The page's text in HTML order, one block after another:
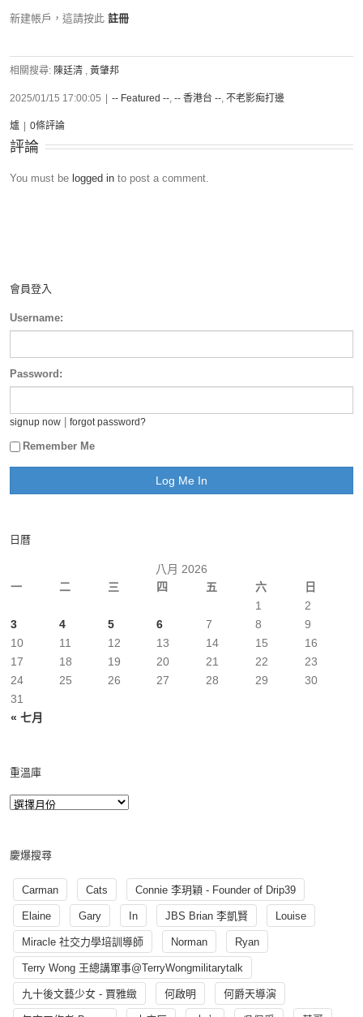
新建帳戶，這請按此 註冊
相關搜尋: 陳廷清 , 黃肇邦
2025/01/15 17:00:05 -- Featured --, -- 香港台 --, 不老影痴打邊
爐 0條評論
評論
You must be logged in to post a comment.
會員登入
Username:
Password:
signup now forgot password?
Remember Me
日曆
八月 2026
一
二 三 四 五 六 日
« 七月
1
2
3
4 5 6 7 8
9
10
11 12 13 14 15
16
17
18 19 20 21 22
23
24
25 26 27 28 29
30
31
重溫庫
慶爆搜尋
Carman Cats Connie 李玥穎 - Founder of Drip39
Elaine Gary In JBS Brian 李凱賢 Louise
Miracle 社交力學培訓導師 Norman Ryan
Terry Wong 王總講軍事@TerryWongmilitarytalk
九十後文藝少女 - 賈雅緻 何啟明 何爵天導演